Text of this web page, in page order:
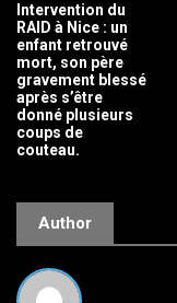
Intervention du
RAID à Nice : un
enfant retrouvé
mort, son père
gravement blessé
après s’être
donné plusieurs
coups de
couteau.
Author